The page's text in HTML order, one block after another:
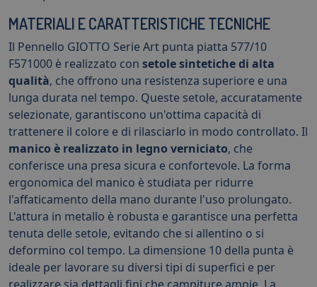
MATERIALI E CARATTERISTICHE TECNICHE
Il Pennello GIOTTO Serie Art punta piatta 577/10
F571000 è realizzato con setole sintetiche di alta
qualità, che offrono una resistenza superiore e una
lunga durata nel tempo. Queste setole, accuratamente
selezionate, garantiscono un'ottima capacità di
trattenere il colore e di rilasciarlo in modo controllato. Il
manico è realizzato in legno verniciato, che
conferisce una presa sicura e confortevole. La forma
ergonomica del manico è studiata per ridurre
l'affaticamento della mano durante l'uso prolungato.
L'attura in metallo è robusta e garantisce una perfetta
tenuta delle setole, evitando che si allentino o si
deformino col tempo. La dimensione 10 della punta è
ideale per lavorare su diversi tipi di superfici e per
realizzare sia dettagli fini che campiture ampie. La